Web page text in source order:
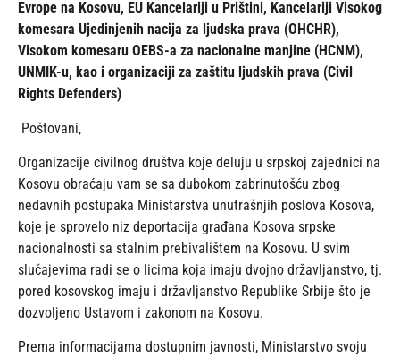
Evrope na Kosovu, EU Kancelariji u Prištini, Kancelariji Visokog
komesara Ujedinjenih nacija za ljudska prava (OHCHR),
Visokom komesaru OEBS-a za nacionalne manjine (HCNM),
UNMIK-u, kao i organizaciji za zaštitu ljudskih prava (Civil
Rights Defenders)
Poštovani,
Organizacije civilnog društva koje deluju u srpskoj zajednici na
Kosovu obraćaju vam se sa dubokom zabrinutošću zbog
nedavnih postupaka Ministarstva unutrašnjih poslova Kosova,
koje je sprovelo niz deportacija građana Kosova srpske
nacionalnosti sa stalnim prebivalištem na Kosovu. U svim
slučajevima radi se o licima koja imaju dvojno državljanstvo, tj.
pored kosovskog imaju i državljanstvo Republike Srbije što je
dozvoljeno Ustavom i zakonom na Kosovu.
Prema informacijama dostupnim javnosti, Ministarstvo svoju